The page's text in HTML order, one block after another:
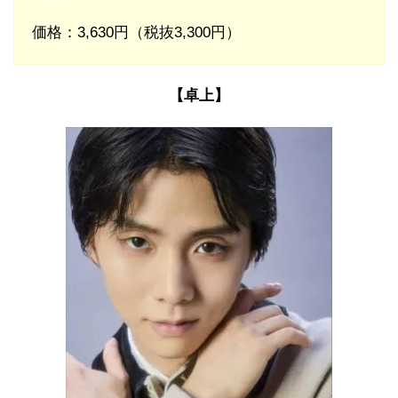
価格：3,630円（税抜3,300円）
【卓上】